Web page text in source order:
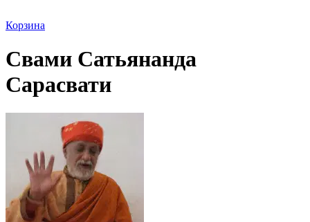
Корзина
Свами Сатьянанда
Сарасвати